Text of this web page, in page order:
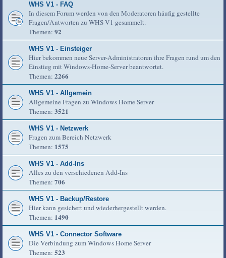
WHS V1 - FAQ
In diesem Forum werden von den Moderatoren häufig gestellte
Fragen/Antworten zu WHS V1 gesammelt.
Themen: 92
WHS V1 - Einsteiger
Hier bekommen neue Server-Administratoren ihre Fragen rund um den
Einstieg mit Windows-Home-Server beantwortet.
Themen: 2266
WHS V1 - Allgemein
Allgemeine Fragen zu Windows Home Server
Themen: 3521
WHS V1 - Netzwerk
Fragen zum Bereich Netzwerk
Themen: 1575
WHS V1 - Add-Ins
Alles zu den verschiedenen Add-Ins
Themen: 706
WHS V1 - Backup/Restore
Hier kann gesichert und wiederhergestellt werden.
Themen: 1490
WHS V1 - Connector Software
Die Verbindung zum Windows Home Server
Themen: 523